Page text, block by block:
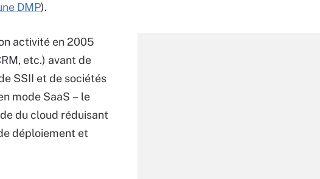
DMP).
activité en 2005
etc.) avant de
SSII et de sociétés
mode SaaS – le
du cloud réduisant
déploiement et